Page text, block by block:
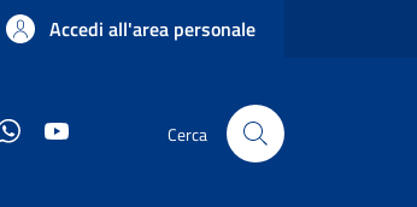
Accedi all'area personale
WhatsApp Cerca